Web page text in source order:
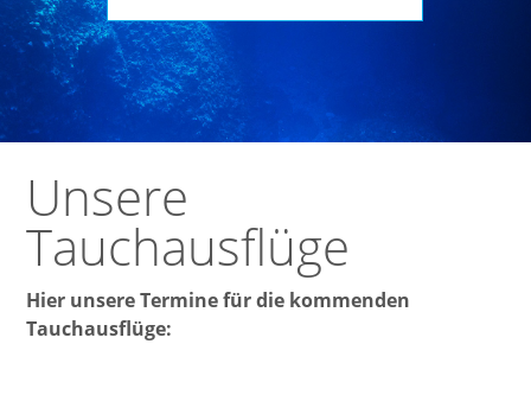
Unsere
Tauchausflüge
Hier unsere Termine für die kommenden
Tauchausflüge: